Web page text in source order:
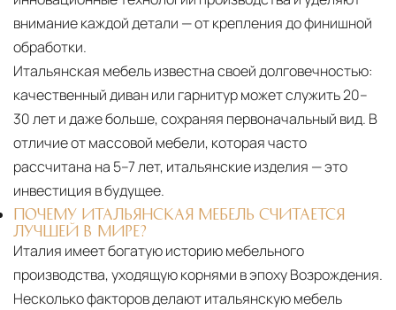
внимание каждой детали — от крепления до финишной
обработки.
Итальянская мебель известна своей долговечностью:
качественный диван или гарнитур может служить 20–
30 лет и даже больше, сохраняя первоначальный вид. В
отличие от массовой мебели, которая часто
рассчитана на 5–7 лет, итальянские изделия — это
инвестиция в будущее.
ПОЧЕМУ ИТАЛЬЯНСКАЯ МЕБЕЛЬ СЧИТАЕТСЯ
ЛУЧШЕЙ В МИРЕ?
Италия имеет богатую историю мебельного
производства, уходящую корнями в эпоху Возрождения.
Несколько факторов делают итальянскую мебель